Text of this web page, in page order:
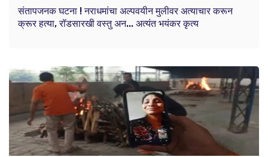
संतापजनक घटना ! नराधमांचा अल्पवयीन मुलीवर अत्याचार करून
क्रूर हत्या, रॉडसारखी वस्तु अन... अत्यंत भयंकर कृत्य